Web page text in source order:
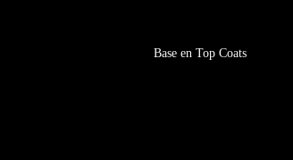
Base en Top Coats